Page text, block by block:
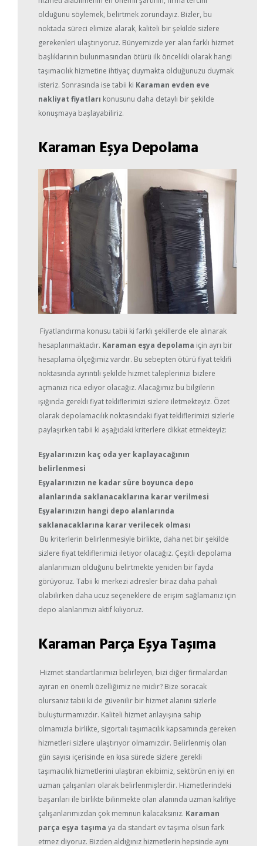
olduğunu söylemek, belirtmek zorundayız. Bizler, bu
noktada süreci elimize alarak, kaliteli bir şekilde sizlere
gerekenleri ulaştırıyoruz. Bünyemizde yer alan farklı hizmet
başlıklarının bulunmasından ötürü ilk öncelikli olarak hangi
taşımacılık hizmetine ihtiyaç duymakta olduğunuzu duymak
isteriz. Sonrasında ise tabii ki Karaman evden eve
nakliyat fiyatları konusunu daha detaylı bir şekilde
konuşmaya başlayabiliriz.
Karaman Eşya Depolama
Fiyatlandırma konusu tabii ki farklı şekillerde ele alınarak
hesaplanmaktadır. Karaman eşya depolama için ayrı bir
hesaplama ölçeğimiz vardır. Bu sebepten ötürü fiyat teklifi
noktasında ayrıntılı şekilde hizmet taleplerinizi bizlere
açmanızı rica ediyor olacağız. Alacağımız bu bilgilerin
ışığında gerekli fiyat tekliflerimizi sizlere iletmekteyiz. Özet
olarak depolamacılık noktasındaki fiyat tekliflerimizi sizlerle
paylaşırken tabii ki aşağıdaki kriterlere dikkat etmekteyiz:
Eşyalarınızın kaç oda yer kaplayacağının
belirlenmesi
Eşyalarınızın ne kadar süre boyunca depo
alanlarında saklanacaklarına karar verilmesi
Eşyalarınızın hangi depo alanlarında
saklanacaklarına karar verilecek olması
Bu kriterlerin belirlenmesiyle birlikte, daha net bir şekilde
sizlere fiyat tekliflerimizi iletiyor olacağız. Çeşitli depolama
alanlarımızın olduğunu belirtmekte yeniden bir fayda
görüyoruz. Tabii ki merkezi adresler biraz daha pahalı
olabilirken daha ucuz seçeneklere de erişim sağlamanız için
depo alanlarımızı aktif kılıyoruz.
Karaman Parça Eşya Taşıma
Hizmet standartlarımızı belirleyen, bizi diğer firmalardan
ayıran en önemli özelliğimiz ne midir? Bize soracak
olursanız tabii ki de güvenilir bir hizmet alanını sizlerle
buluşturmamızdır. Kaliteli hizmet anlayışına sahip
olmamızla birlikte, sigortalı taşımacılık kapsamında gereken
hizmetleri sizlere ulaştırıyor olmamızdır. Belirlenmiş olan
gün sayısı içerisinde en kısa sürede sizlere gerekli
taşımacılık hizmetlerini ulaştıran ekibimiz, sektörün en iyi en
uzman çalışanları olarak belirlenmişlerdir. Hizmetlerindeki
başarıları ile birlikte bilinmekte olan alanında uzman kalifiye
çalışanlarımızdan çok memnun kalacaksınız. Karaman
parça eşya taşıma ya da standart ev taşıma olsun fark
etmez diyoruz. Bizden aldığınız hizmetlerin hepsinde aynı